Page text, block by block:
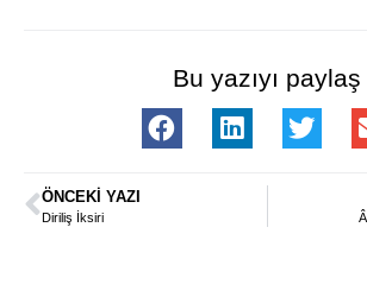
Bu yazıyı paylaş
ÖNCEKI YAZI
Diriliş İksiri